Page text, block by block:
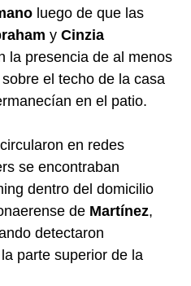
luego de que las
y Cinzia
la presencia de al menos
el techo de la casa
en el patio.
en redes
se encontraban
dentro del domicilio
de Martínez,
detectaron
parte superior de la